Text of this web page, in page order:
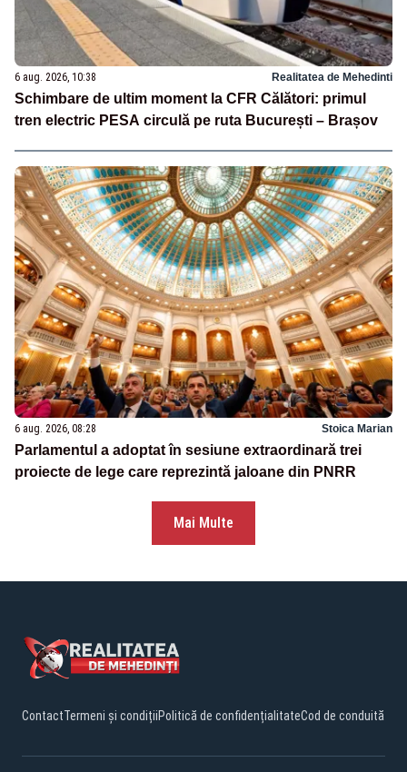
6 aug. 2026, 10:38 Realitatea de Mehedinti
Schimbare de ultim moment la CFR Călători: primul
tren electric PESA circulă pe ruta București – Brașov
6 aug. 2026, 08:28 Stoica Marian
Parlamentul a adoptat în sesiune extraordinară trei
proiecte de lege care reprezintă jaloane din PNRR
Mai Multe
ContactTermeni și condițiiPolitică de confidențialitateCod de conduită